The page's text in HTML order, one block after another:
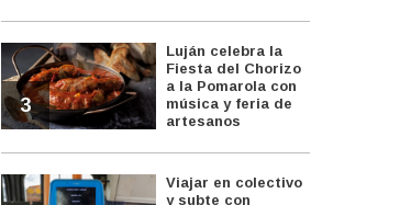
3
Luján celebra la
Fiesta del Chorizo
a la Pomarola con
música y feria de
artesanos
Viajar en colectivo
y subte con